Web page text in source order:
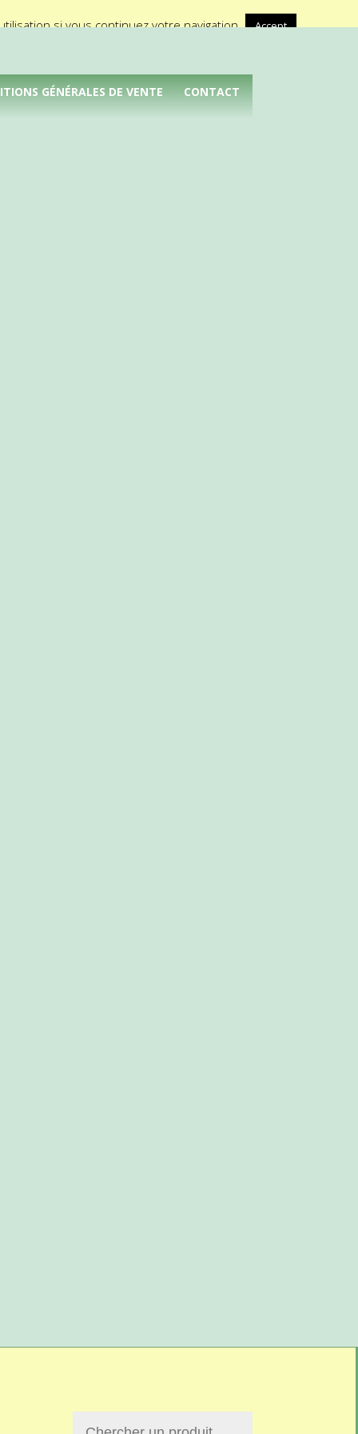
A propos de Médical Promotion
GÉNÉRALES DE VENTE CONTACT
si vous continuez votre navigation. Accept